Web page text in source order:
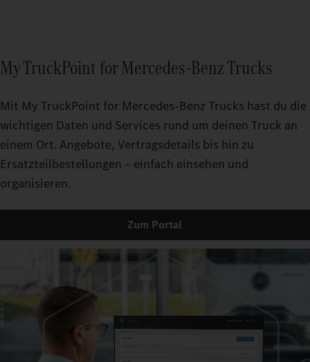
My TruckPoint for Mercedes‑Benz Trucks
Mit My TruckPoint for Mercedes‑Benz Trucks hast du die
wichtigen Daten und Services rund um deinen Truck an
einem Ort. Angebote, Vertragsdetails bis hin zu
Ersatzteilbestellungen – einfach einsehen und
organisieren.
Zum Portal